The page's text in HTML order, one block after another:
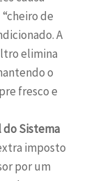
de
A
elimina
o
fresco e
Sistema
imposto
por um